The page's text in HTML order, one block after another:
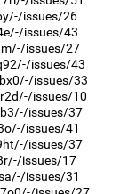
issues/26
issues/43
issues/27
issues/43
issues/33
issues/10
issues/37
issues/41
issues/37
issues/17
issues/31